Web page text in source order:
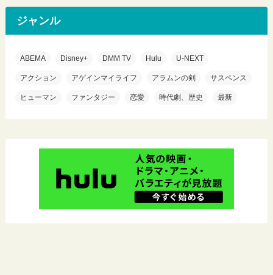
ジャンル
ABEMA Disney+ DMM TV Hulu U-NEXT
アクション アゲインマイライフ アラムンの剣 サスペンス
ヒューマン ファンタジー 恋愛 時代劇、歴史 最新